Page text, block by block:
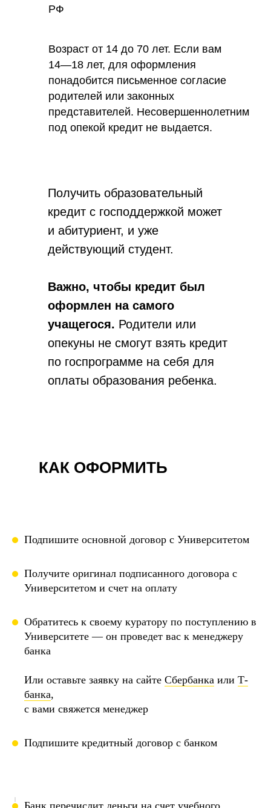
РФ
Возраст от 14 до 70 лет. Если вам
14⁠—⁠18 лет, для оформления
понадобится письменное согласие
родителей или законных
представителей. Несовершеннолетним
под опекой кредит не выдается.
Получить образовательный
кредит с господдержкой может
и абитуриент, и уже
действующий студент.
Важно, чтобы кредит был
оформлен на самого
учащегося. Родители или
опекуны не смогут взять кредит
по госпрограмме на себя для
оплаты образования ребенка.
КАК ОФОРМИТЬ
Подпишите основной договор с Университетом
Получите оригинал подписанного договора с
Университетом и счет на оплату
Обратитесь к своему куратору по поступлению в
Университете — он проведет вас к менеджеру
банка
Или оставьте заявку на сайте Сбербанка или Т-
банка,
с вами свяжется менеджер
Подпишите кредитный договор с банком